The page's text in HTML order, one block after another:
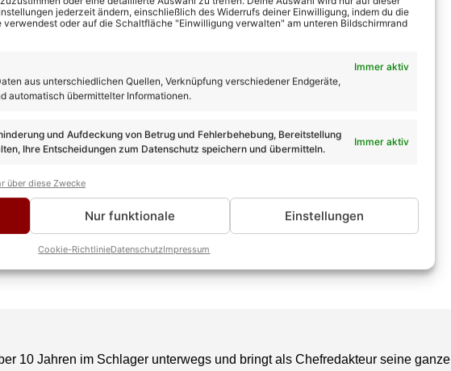
jederzeit ändern, einschließlich des Widerrufs deiner Einwilligung, indem du die
oder auf die Schaltfläche "Einwilligung verwalten" am unteren Bildschirmrand
Immer aktiv
aus unterschiedlichen Quellen, Verknüpfung verschiedener Endgeräte,
automatisch übermittelter Informationen.
und Aufdeckung von Betrug und Fehlerbehebung, Bereitstellung
Ihre Entscheidungen zum Datenschutz speichern und übermitteln.
Immer aktiv
über diese Zwecke
Nur funktionale Einstellungen
Cookie-RichtlinieDatenschutzImpressum
10 Jahren im Schlager unterwegs und bringt als Chefredakteur seine ganze